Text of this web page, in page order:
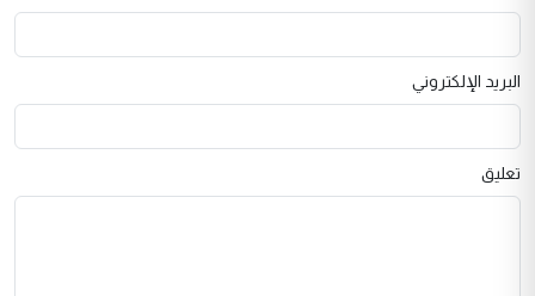
البريد الإلكتروني
تعليق